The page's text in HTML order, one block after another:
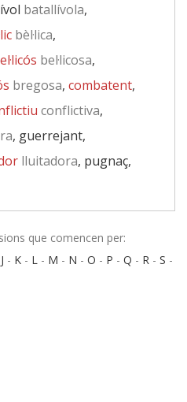
batallívola,
bèl·lica,
bel·licosa,
bregosa, combatent,
conflictiva,
, guerrejant,
lluitadora, pugnaç,
que comencen per:
J - K - L - M - N - O - P - Q - R - S -